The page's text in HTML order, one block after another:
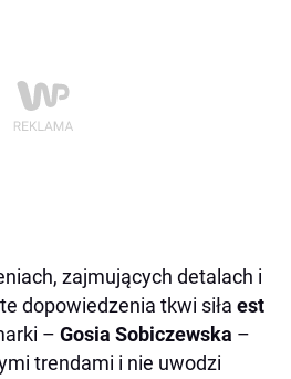
zajmujących detalach i
dopowiedzenia tkwi siła est
– Gosia Sobiczewska –
trendami i nie uwodzi